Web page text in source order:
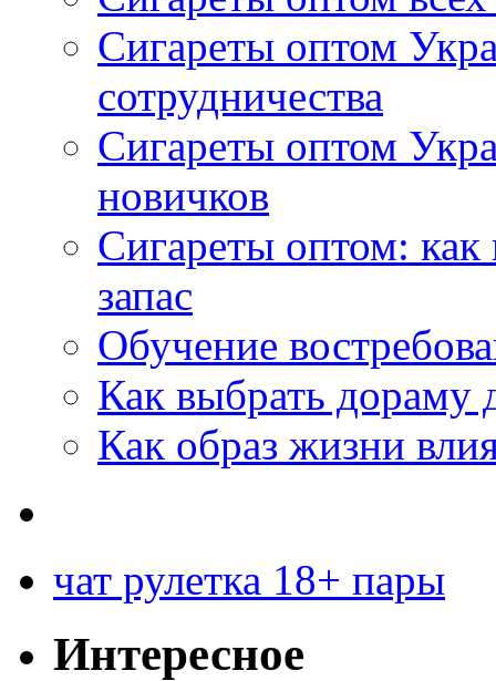
Сигареты оптом
сотрудничества
Сигареты оптом
новичков
Сигареты оптом:
запас
Обучение
Как выбрать дораму
Как образ жизни
чат рулетка 18+ пары
Интересное